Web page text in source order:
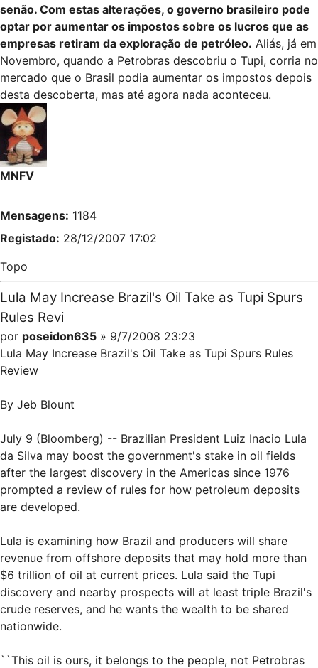
senão. Com estas alterações, o governo brasileiro pode
optar por aumentar os impostos sobre os lucros que as
empresas retiram da exploração de petróleo. Aliás, já em
Novembro, quando a Petrobras descobriu o Tupi, corria no
mercado que o Brasil podia aumentar os impostos depois
desta descoberta, mas até agora nada aconteceu.
MNFV
Mensagens: 1184
Registado: 28/12/2007 17:02
Topo
Lula May Increase Brazil's Oil Take as Tupi Spurs
Rules Revi
por poseidon635 » 9/7/2008 23:23
Lula May Increase Brazil's Oil Take as Tupi Spurs Rules
Review
By Jeb Blount
July 9 (Bloomberg) -- Brazilian President Luiz Inacio Lula
da Silva may boost the government's stake in oil fields
after the largest discovery in the Americas since 1976
prompted a review of rules for how petroleum deposits
are developed.
Lula is examining how Brazil and producers will share
revenue from offshore deposits that may hold more than
$6 trillion of oil at current prices. Lula said the Tupi
discovery and nearby prospects will at least triple Brazil's
crude reserves, and he wants the wealth to be shared
nationwide.
``This oil is ours, it belongs to the people, not Petrobras